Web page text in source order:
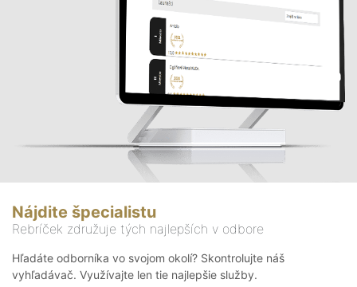
Nájdite špecialistu
Rebríček združuje tých najlepších v odbore
Hľadáte odborníka vo svojom okolí? Skontrolujte náš
vyhľadávač. Využívajte len tie najlepšie služby.